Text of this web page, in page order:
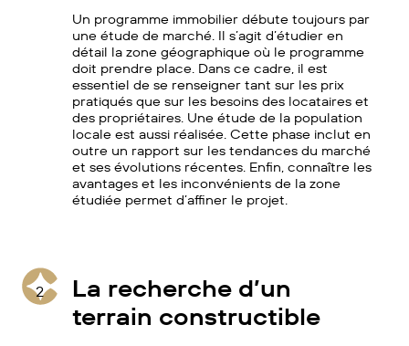
Un programme immobilier débute toujours par
une étude de marché. Il s’agit d’étudier en
détail la zone géographique où le programme
doit prendre place. Dans ce cadre, il est
essentiel de se renseigner tant sur les prix
pratiqués que sur les besoins des locataires et
des propriétaires. Une étude de la population
locale est aussi réalisée. Cette phase inclut en
outre un rapport sur les tendances du marché
et ses évolutions récentes. Enfin, connaître les
avantages et les inconvénients de la zone
étudiée permet d’affiner le projet.
2
La recherche d’un
terrain constructible